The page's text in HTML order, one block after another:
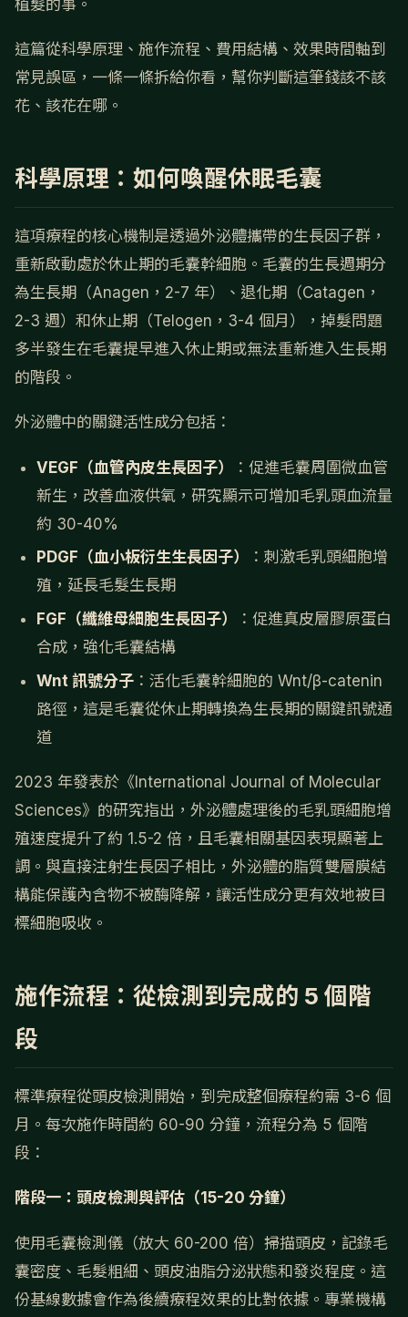
植髮的事。
這篇從科學原理、施作流程、費用結構、效果時間軸到
常見誤區，一條一條拆給你看，幫你判斷這筆錢該不該
花、該花在哪。
科學原理：如何喚醒休眠毛囊
這項療程的核心機制是透過外泌體攜帶的生長因子群，
重新啟動處於休止期的毛囊幹細胞。毛囊的生長週期分
為生長期（Anagen，2-7 年）、退化期（Catagen，
2-3 週）和休止期（Telogen，3-4 個月），掉髮問題
多半發生在毛囊提早進入休止期或無法重新進入生長期
的階段。
外泌體中的關鍵活性成分包括：
VEGF（血管內皮生長因子）
：促進毛囊周圍微血管
新生，改善血液供氧，研究顯示可增加毛乳頭血流量
約 30-40%
PDGF（血小板衍生生長因子）
：刺激毛乳頭細胞增
殖，延長毛髮生長期
FGF（纖維母細胞生長因子）
：促進真皮層膠原蛋白
合成，強化毛囊結構
Wnt 訊號分子 ：活化毛囊幹細胞的 Wnt/β-catenin
路徑，這是毛囊從休止期轉換為生長期的關鍵訊號通
道
2023 年發表於《International Journal of Molecular
Sciences》的研究指出，外泌體處理後的毛乳頭細胞增
殖速度提升了約 1.5-2 倍，且毛囊相關基因表現顯著上
調。與直接注射生長因子相比，外泌體的脂質雙層膜結
構能保護內含物不被酶降解，讓活性成分更有效地被目
標細胞吸收。
施作流程：從檢測到完成的 5 個階
段
標準療程從頭皮檢測開始，到完成整個療程約需 3-6 個
月。每次施作時間約 60-90 分鐘，流程分為 5 個階
段：
階段一：頭皮檢測與評估（15-20 分鐘）
使用毛囊檢測儀（放大 60-200 倍）掃描頭皮，記錄毛
囊密度、毛髮粗細、頭皮油脂分泌狀態和發炎程度。這
份基線數據會作為後續療程效果的比對依據。專業機構